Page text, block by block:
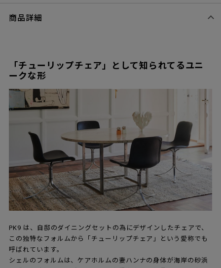
商品詳細
「チューリップチェア」として知られてるユニ
ークな形
PK9 は、自邸のダイニングセットの為にデザインしたチェアで、
この独特なフォルムから「チューリップチェア」という愛称でも
呼ばれています。
シェルのフォルムは、ケアホルムの妻ハンナの身体が海岸の砂浜